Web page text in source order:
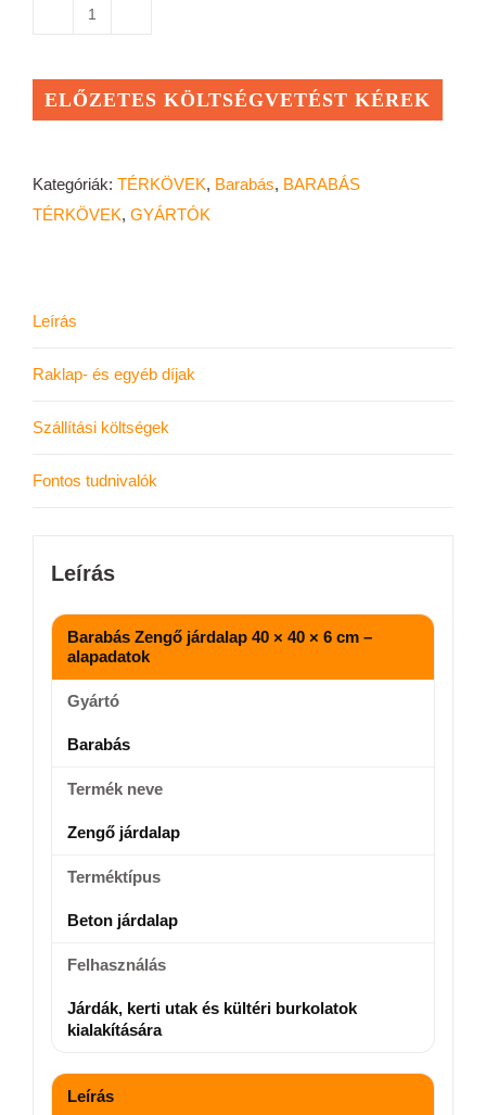
40x40x6
mennyiség
ELŐZETES KÖLTSÉGVETÉST KÉREK
Kategóriák: TÉRKÖVEK, Barabás, BARABÁS
TÉRKÖVEK, GYÁRTÓK
Leírás
Raklap- és egyéb díjak
Szállítási költségek
Fontos tudnivalók
Leírás
Barabás Zengő járdalap 40 × 40 × 6 cm –
alapadatok
Gyártó
Barabás
Termék neve
Zengő járdalap
Terméktípus
Beton járdalap
Felhasználás
Járdák, kerti utak és kültéri burkolatok
kialakítására
Leírás